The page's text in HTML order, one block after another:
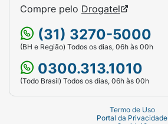
Boca seca;
Insônia;
Sonolência;
Fadiga;
Compre pelo Drogatel
(31) 3270-5000
(BH e Região) Todos os dias, 06h às 00h
0300.313.1010
(Todo Brasil) Todos os dias, 06h às 00h
Termo de Uso
Portal da Privacidade